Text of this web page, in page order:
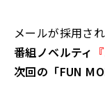
メールが採用さ
番組ノベルティ
次回の「FUN